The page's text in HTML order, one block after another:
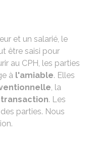
et un salarié, le
être saisi pour
au CPH, les parties
à l'amiable. Elles
, la
transaction. Les
parties. Nous